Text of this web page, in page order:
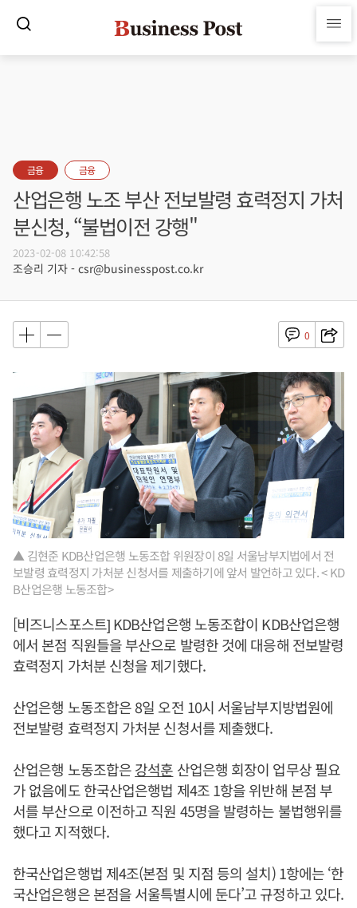
금융 금융
산업은행 노조 부산 전보발령 효력정지 가처
분신청, “불법이전 강행"
2023-02-08 10:42:58
조승리 기자 - csr@businesspost.co.kr
0
▲ 김현준 KDB산업은행 노동조합 위원장이 8일 서울남부지법에서 전
보발령 효력정지 가처분 신청서를 제출하기에 앞서 발언하고 있다. < KD
B산업은행 노동조합>
[비즈니스포스트] KDB산업은행 노동조합이 KDB산업은행
에서 본점 직원들을 부산으로 발령한 것에 대응해 전보발령
효력정지 가처분 신청을 제기했다.
산업은행 노동조합은 8일 오전 10시 서울남부지방법원에
전보발령 효력정지 가처분 신청서를 제출했다.
산업은행 노동조합은강석훈 산업은행 회장이 업무상 필요
가 없음에도 한국산업은행법 제4조 1항을 위반해 본점 부
서를 부산으로 이전하고 직원 45명을 발령하는 불법행위를
했다고 지적했다.
한국산업은행법 제4조(본점 및 지점 등의 설치) 1항에는 ‘한
국산업은행은 본점을 서울특별시에 둔다’고 규정하고 있다.